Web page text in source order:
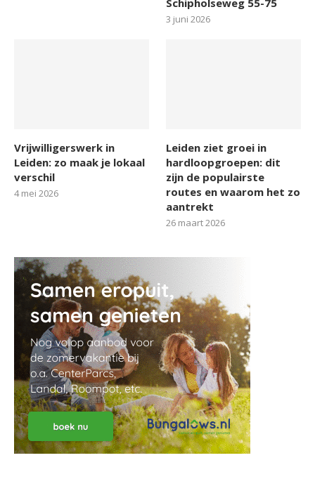
Schipholseweg 55-75
3 juni 2026
Vrijwilligerswerk in
Leiden: zo maak je lokaal
verschil
4 mei 2026
Leiden ziet groei in
hardloopgroepen: dit
zijn de populairste
routes en waarom het zo
aantrekt
26 maart 2026